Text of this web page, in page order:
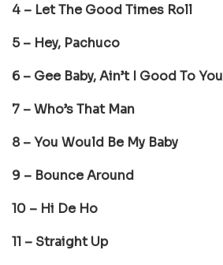
4 – Let The Good Times Roll
5 – Hey, Pachuco
6 – Gee Baby, Ain’t I Good To You
7 – Who’s That Man
8 – You Would Be My Baby
9 – Bounce Around
10 – Hi De Ho
11 – Straight Up